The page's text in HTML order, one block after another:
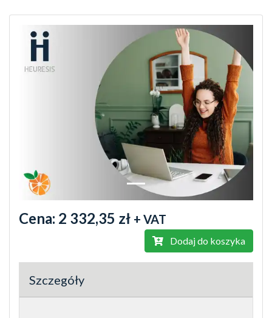
Cena: 2 332,35 zł + VAT
Dodaj do koszyka
Szczegóły